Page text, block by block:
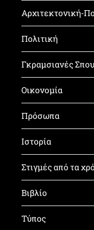
Αρχιτεκτονική-
Πολιτική
Γκραμσιανές
Οικονομία
Πρόσωπα
Ιστορία
Στιγμές από τα
Βιβλίο
Τύπος